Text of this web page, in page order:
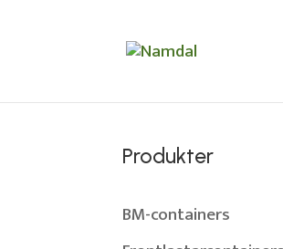
Produkter
BM-containers